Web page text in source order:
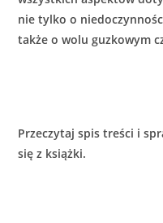
nie tylko o
także o wolu guzkowym
Przeczytaj spis treści i
się z książki.